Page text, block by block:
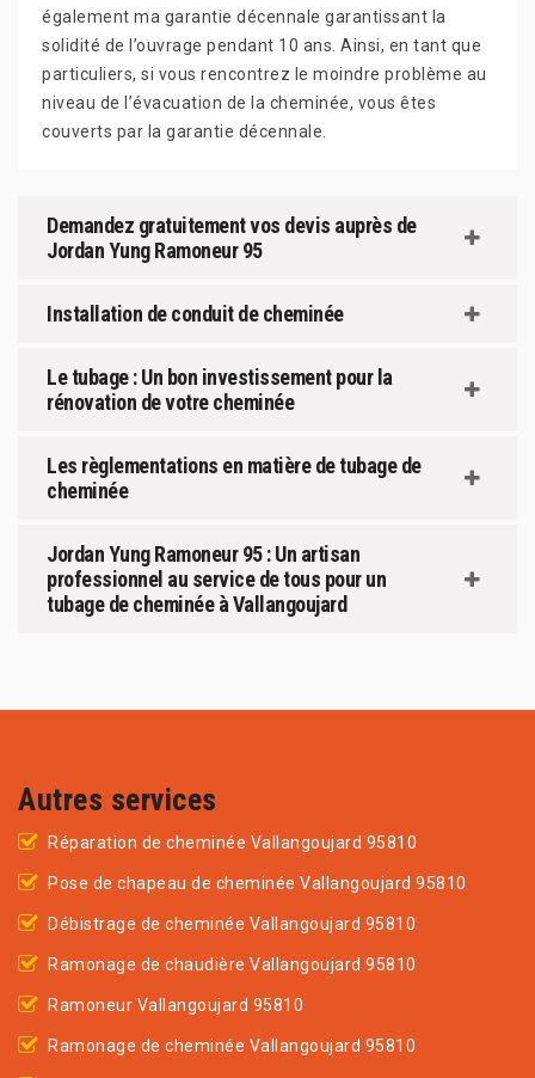
également ma garantie décennale garantissant la
solidité de l’ouvrage pendant 10 ans. Ainsi, en tant que
particuliers, si vous rencontrez le moindre problème au
niveau de l’évacuation de la cheminée, vous êtes
couverts par la garantie décennale.
Demandez gratuitement vos devis auprès de
Jordan Yung Ramoneur 95
Installation de conduit de cheminée
Le tubage : Un bon investissement pour la
rénovation de votre cheminée
Les règlementations en matière de tubage de
cheminée
Jordan Yung Ramoneur 95 : Un artisan
professionnel au service de tous pour un
tubage de cheminée à Vallangoujard
Autres services
Réparation de cheminée Vallangoujard 95810
Pose de chapeau de cheminée Vallangoujard 95810
Débistrage de cheminée Vallangoujard 95810
Ramonage de chaudière Vallangoujard 95810
Ramoneur Vallangoujard 95810
Ramonage de cheminée Vallangoujard 95810